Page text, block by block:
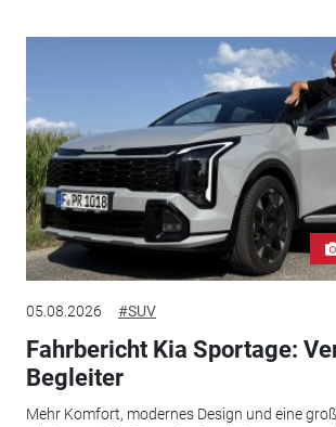
05.08.2026 #SUV
Fahrbericht Kia Sportage:
Begleiter
Mehr Komfort, modernes Design und eine